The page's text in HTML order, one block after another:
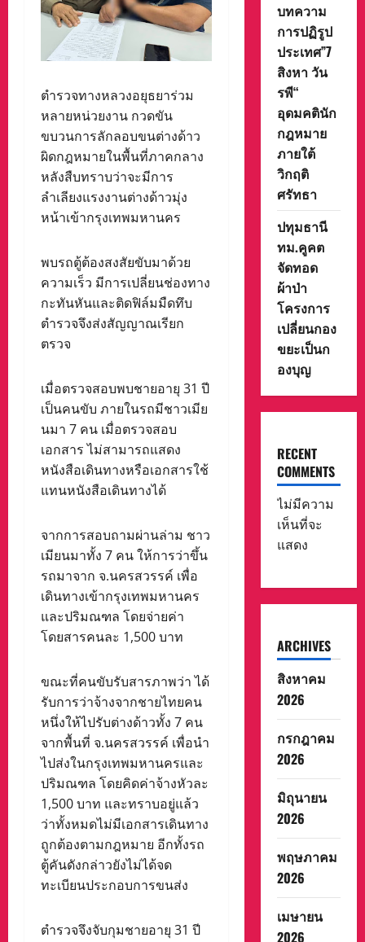
ตำรวจทางหลวงอยุธยาร่วม
หลายหน่วยงาน กวดขัน
ขบวนการลักลอบขนต่างด้าว
ผิดกฎหมายในพื้นที่ภาคกลาง
หลังสืบทราบว่าจะมีการ
ลำเลียงแรงงานต่างด้าวมุ่ง
หน้าเข้ากรุงเทพมหานคร
พบรถตู้ต้องสงสัยขับมาด้วย
ความเร็ว มีการเปลี่ยนช่องทาง
กะทันหันและติดฟิล์มมืดทึบ
ตำรวจจึงส่งสัญญาณเรียก
ตรวจ
เมื่อตรวจสอบพบชายอายุ 31 ปี
เป็นคนขับ ภายในรถมีชาวเมีย
นมา 7 คน เมื่อตรวจสอบ
เอกสาร ไม่สามารถแสดง
หนังสือเดินทางหรือเอกสารใช้
แทนหนังสือเดินทางได้
จากการสอบถามผ่านล่าม ชาว
เมียนมาทั้ง 7 คน ให้การว่าขึ้น
รถมาจาก จ.นครสวรรค์ เพื่อ
เดินทางเข้ากรุงเทพมหานคร
และปริมณฑล โดยจ่ายค่า
โดยสารคนละ 1,500 บาท
ขณะที่คนขับรับสารภาพว่า ได้
รับการว่าจ้างจากชายไทยคน
หนึ่งให้ไปรับต่างด้าวทั้ง 7 คน
จากพื้นที่ จ.นครสวรรค์ เพื่อนำ
ไปส่งในกรุงเทพมหานครและ
ปริมณฑล โดยคิดค่าจ้างหัวละ
1,500 บาท และทราบอยู่แล้ว
ว่าทั้งหมดไม่มีเอกสารเดินทาง
ถูกต้องตามกฎหมาย อีกทั้งรถ
ตู้คันดังกล่าวยังไม่ได้จด
ทะเบียนประกอบการขนส่ง
ตำรวจจึงจับกุมชายอายุ 31 ปี
บทความ
การปฏิรูป
ประเทศ”7
สิงหา วัน
รพี“
อุดมคตินัก
กฎหมาย
ภายใต้
วิกฤติ
ศรัทธา
ปทุมธานี
ทม.คูคต
จัดทอด
ผ้าป่า
โครงการ
เปลี่ยนกอง
ขยะเป็นก
องบุญ
RECENT
COMMENTS
ไม่มีความ
เห็นที่จะ
แสดง
ARCHIVES
สิงหาคม
2026
กรกฎาคม
2026
มิถุนายน
2026
พฤษภาคม
2026
เมษายน
2026